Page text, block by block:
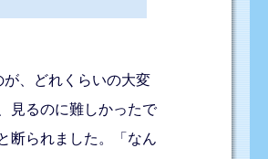
、どれくらいの大変
見るのに難しかったで
断られました。「なん